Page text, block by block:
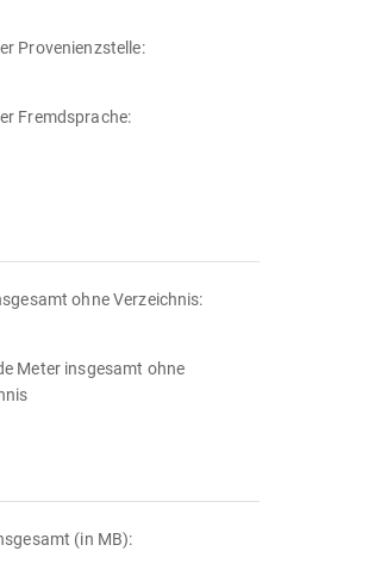
Provenienzstelle:
Fremdsprache:
ohne Verzeichnis:
Meter insgesamt ohne
(in MB):